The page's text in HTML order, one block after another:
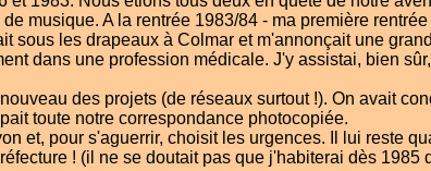
musique. A la rentrée 1983/84 - ma première
sous les drapeaux à Colmar et m'annonçait une
dans une profession médicale. J'y assistai, bien
des projets (de réseaux surtout !). On avait
toute notre correspondance photocopiée.
et, pour s'aguerrir, choisit les urgences. Il lui reste
! (il ne se doutait pas que j'habiterai dès 1985